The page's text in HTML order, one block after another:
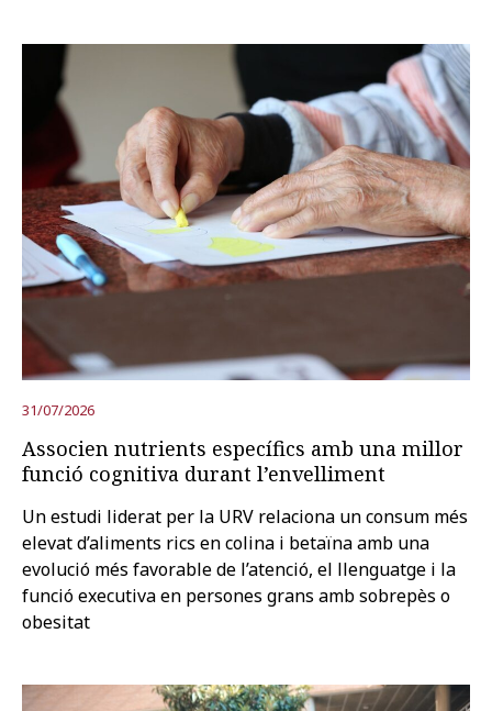
31/07/2026
Associen nutrients específics amb una millor
funció cognitiva durant l’envelliment
Un estudi liderat per la URV relaciona un consum més
elevat d’aliments rics en colina i betaïna amb una
evolució més favorable de l’atenció, el llenguatge i la
funció executiva en persones grans amb sobrepès o
obesitat